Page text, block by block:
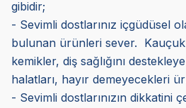
gibidir;
- Sevimli dostlarınız içgüdüsel
bulunan ürünleri sever.
kemikler, diş sağlığını
halatları, hayır demeyecekleri
- Sevimli dostlarınızın dikkatini